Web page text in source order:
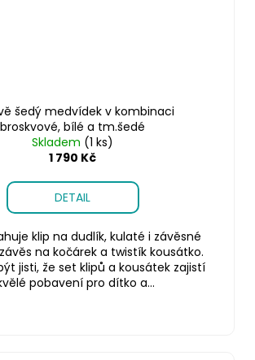
šedý medvídek v kombinaci
broskvové, bílé a tm.šedé
Skladem (1 ks)
1 790 Kč
DETAIL
klip na dudlík, kulaté i závěsné
na kočárek a twistík kousátko.
jisti, že set klipů a kousátek zajistí
pobavení pro dítko a...